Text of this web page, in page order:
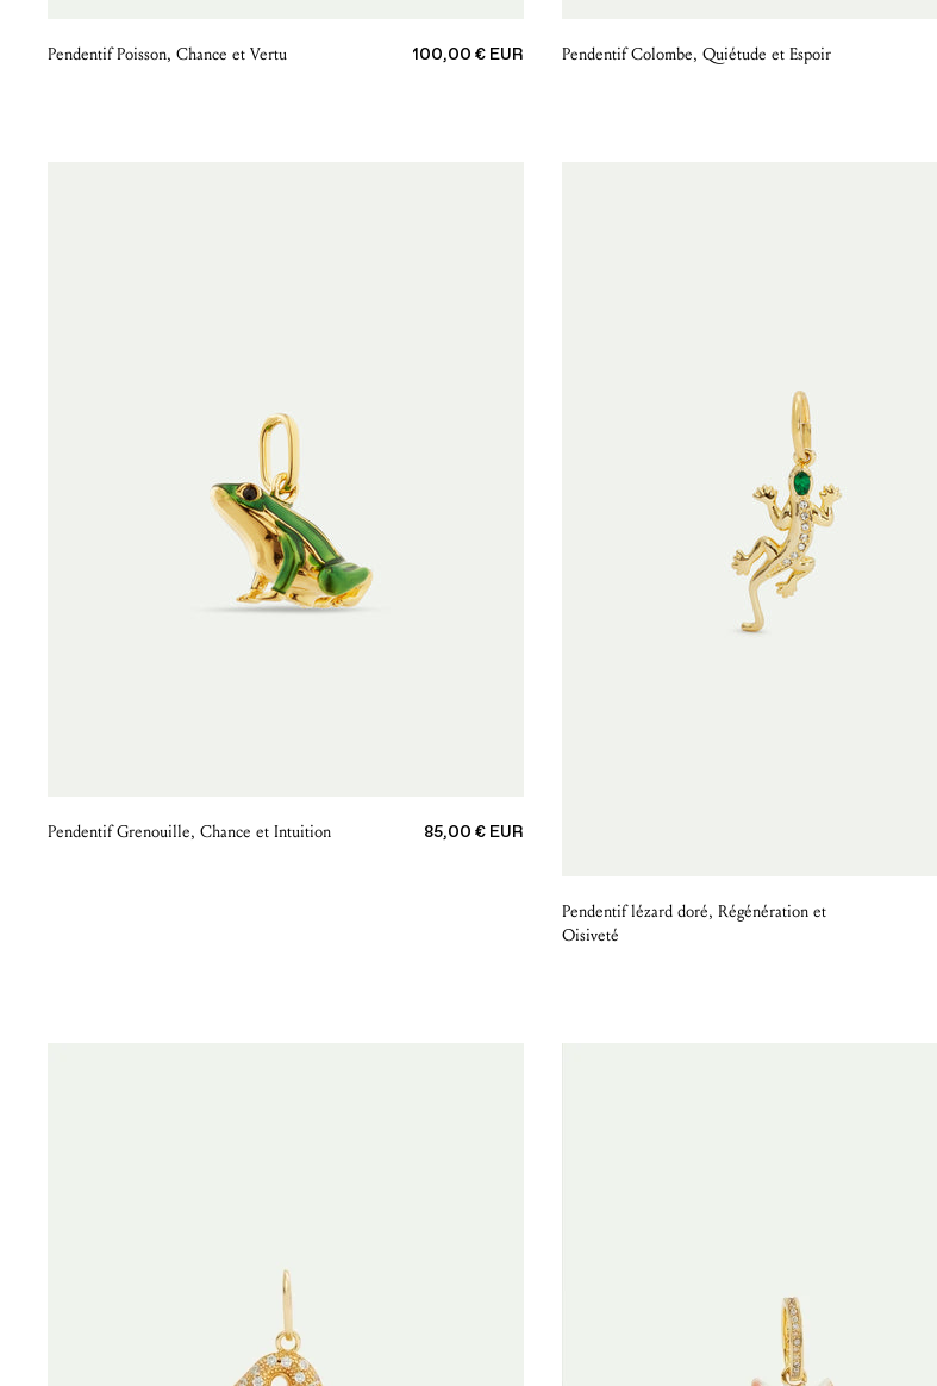
Pendentif Poisson, Chance et Vertu Prix de vente
100,00 € EUR Pendentif Colombe, Quiétude et Espoir
Pendentif Grenouille, Chance et Intuition Prix de vente
85,00 € EUR
Pendentif lézard doré, Régénération et
Oisiveté